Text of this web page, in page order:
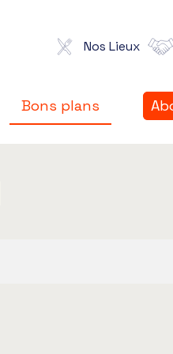
Nos Lieux
Bons plans
Bons plans